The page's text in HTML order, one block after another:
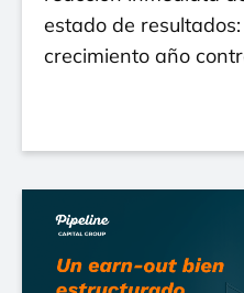
estado de
crecimiento año